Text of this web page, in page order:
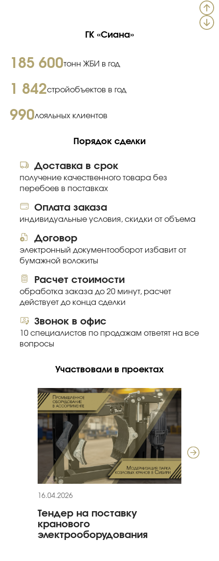
ГК «Сиана»
185 600тонн ЖБИ в год
1 842стройобъектов в год
990лояльных клиентов
Порядок сделки
Доставка в срок
получение качественного товара без
перебоев в поставках
Оплата заказа
индивидуальные условия, скидки от объема
Договор
электронный документооборот избавит от
бумажной волокиты
Расчет стоимости
обработка заказа до 20 минут, расчет
действует до конца сделки
Звонок в офис
10 специалистов по продажам ответят на все
вопросы
Участвовали в проектах
16.04.2026
Тендер на поставку
кранового
электрооборудования